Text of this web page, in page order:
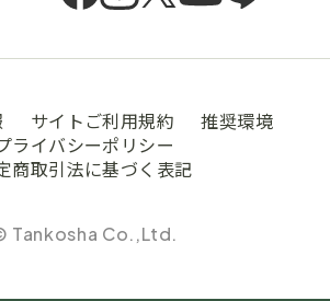
サイトご利用規約
推奨環境
ライバシーポリシー
商取引法に基づく表記
Tankosha Co.,Ltd.